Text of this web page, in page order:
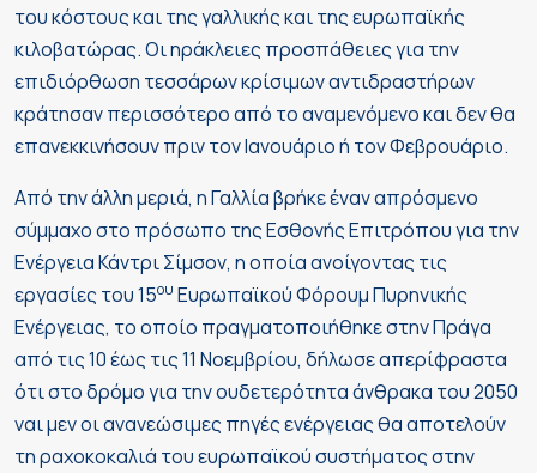
του κόστους και της γαλλικής και της ευρωπαϊκής
κιλοβατώρας. Οι ηράκλειες προσπάθειες για την
επιδιόρθωση τεσσάρων κρίσιμων αντιδραστήρων
κράτησαν περισσότερο από το αναμενόμενο και δεν θα
επανεκκινήσουν πριν τον Ιανουάριο ή τον Φεβρουάριο.
Από την άλλη μεριά, η Γαλλία βρήκε έναν απρόσμενο
σύμμαχο στο πρόσωπο της Εσθονής Επιτρόπου για την
Ενέργεια Κάντρι Σίμσον, η οποία ανοίγοντας τις
εργασίες του 15ου Ευρωπαϊκού Φόρουμ Πυρηνικής
Ενέργειας, το οποίο πραγματοποιήθηκε στην Πράγα
από τις 10 έως τις 11 Νοεμβρίου, δήλωσε απερίφραστα
ότι στο δρόμο για την ουδετερότητα άνθρακα του 2050
ναι μεν οι ανανεώσιμες πηγές ενέργειας θα αποτελούν
τη ραχοκοκαλιά του ευρωπαϊκού συστήματος στην